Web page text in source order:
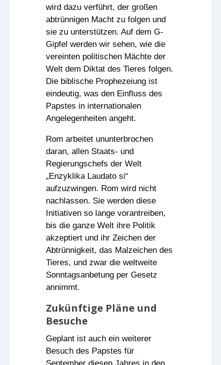
wird dazu verführt, der großen
abtrünnigen Macht zu folgen und
sie zu unterstützen. Auf dem G-
Gipfel werden wir sehen, wie die
vereinten politischen Mächte der
Welt dem Diktat des Tieres folgen.
Die biblische Prophezeiung ist
eindeutig, was den Einfluss des
Papstes in internationalen
Angelegenheiten angeht.
Rom arbeitet ununterbrochen
daran, allen Staats- und
Regierungschefs der Welt
„Enzyklika Laudato si“
aufzuzwingen. Rom wird nicht
nachlassen. Sie werden diese
Initiativen so lange vorantreiben,
bis die ganze Welt ihre Politik
akzeptiert und ihr Zeichen der
Abtrünnigkeit, das Malzeichen des
Tieres, und zwar die weltweite
Sonntagsanbetung per Gesetz
annimmt.
Zukünftige Pläne und
Besuche
Geplant ist auch ein weiterer
Besuch des Papstes für